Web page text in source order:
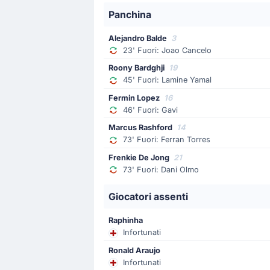
Barcelona in gol! La compagine si
Sostituzione
Joao Cancelo
Alejandro Balde
Barcelona ha sostituito Joao
Inizio della partita
Panchina
Alejandro Balde 3
23' Fuori: Joao Cancelo
Roony Bardghji 19
45' Fuori: Lamine Yamal
Fermin Lopez 16
46' Fuori: Gavi
Marcus Rashford 14
73' Fuori: Ferran Torres
Frenkie De Jong 21
73' Fuori: Dani Olmo
Giocatori assenti
Raphinha
Infortunati
Ronald Araujo
Infortunati